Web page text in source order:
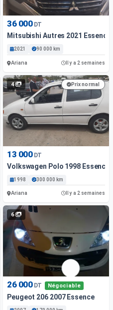
36 000 DT
Mitsubishi Autres 2021 Essence
2021 90 000 km
Ariana Il y a 2 semaines
4 Prix normal
13 000 DT
Volkswagen Polo 1998 Essence
1998 300 000 km
Ariana Il y a 2 semaines
6
26 000 DT Négociable
Peugeot 206 2007 Essence